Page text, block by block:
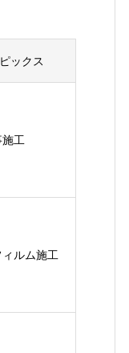
ピックス
工
ルム施工